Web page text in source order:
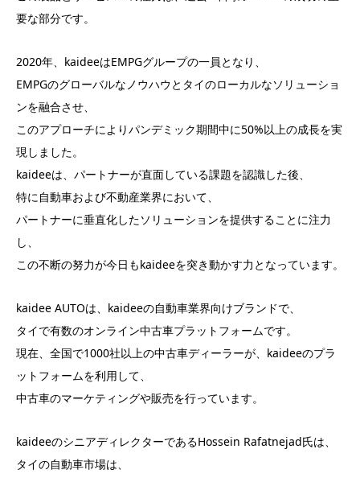
要な部分です。
2020年、kaideeはEMPGグループの一員となり、
EMPGのグローバルなノウハウとタイのローカルなソリューショ
ンを融合させ、
このアプローチによりパンデミック期間中に50%以上の成長を実
現しました。
kaideeは、パートナーが直面している課題を認識した後、
特に自動車および不動産業界において、
パートナーに垂直化したソリューションを提供することに注力
し、
この不断の努力が今日もkaideeを突き動かす力となっています。
kaidee AUTOは、kaideeの自動車業界向けブランドで、
タイで有数のオンライン中古車プラットフォームです。
現在、全国で1000社以上の中古車ディーラーが、kaideeのプラ
ットフォームを利用して、
中古車のマーケティングや販売を行っています。
kaideeのシニアディレクターであるHossein Rafatnejad氏は、
タイの自動車市場は、